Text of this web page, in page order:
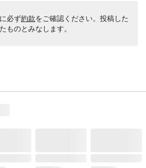
必ず約款をご確認ください。投稿した
ものとみなします。